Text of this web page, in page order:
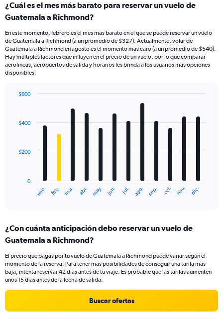
¿Cuál es el mes más barato para reservar un vuelo de
Guatemala a Richmond?
En este momento, febrero es el mes más barato en el que se puede reservar un vuelo
de Guatemala a Richmond (a un promedio de $327). Actualmente, volar de
Guatemala a Richmond en agosto es el momento más caro (a un promedio de $540).
Hay múltiples factores que influyen en el precio de un vuelo, por lo que comparar
aerolíneas, aeropuertos de salida y horarios les brinda a los usuarios más opciones
disponibles.
with
12
The
Range:
12
The
chart
has
1
ene. feb. mar. abr. may. jun. jul. ago. sep. oct. nov. dic.
0
$200
$400
$600
¿Con cuánta anticipación debo reservar un vuelo de
Guatemala a Richmond?
El precio que pagas por tu vuelo de Guatemala a Richmond puede variar según el
momento de la reserva. Para tener más posibilidades de conseguir una tarifa más
baja, intenta reservar 42 días antes de tu viaje. Es probable que las tarifas aumenten
unos 15 días antes de la fecha de salida.
Buscar ofertas